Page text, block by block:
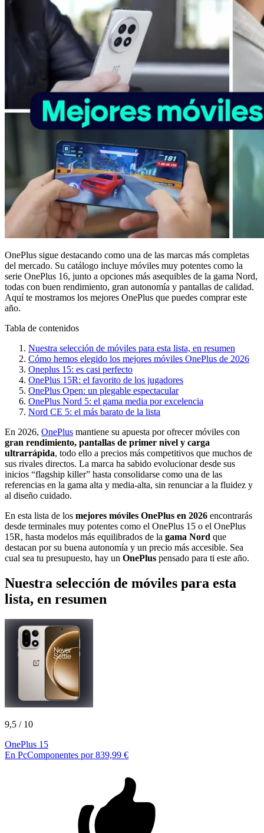
OnePlus sigue destacando como una de las marcas más completas
del mercado. Su catálogo incluye móviles muy potentes como la
serie OnePlus 16, junto a opciones más asequibles de la gama Nord,
todas con buen rendimiento, gran autonomía y pantallas de calidad.
Aquí te mostramos los mejores OnePlus que puedes comprar este
año.
Tabla de contenidos
Nuestra selección de móviles para esta lista, en resumen
Cómo hemos elegido los mejores móviles OnePlus de 2026
Oneplus 15: es casi perfecto
OnePlus 15R: el favorito de los jugadores
OnePlus Open: un plegable espectacular
OnePlus Nord 5: el gama media por excelencia
Nord CE 5: el más barato de la lista
En 2026, OnePlus mantiene su apuesta por ofrecer móviles con
gran rendimiento, pantallas de primer nivel y carga
ultrarrápida, todo ello a precios más competitivos que muchos de
sus rivales directos. La marca ha sabido evolucionar desde sus
inicios “flagship killer” hasta consolidarse como una de las
referencias en la gama alta y media-alta, sin renunciar a la fluidez y
al diseño cuidado.
En esta lista de los mejores móviles OnePlus en 2026 encontrarás
desde terminales muy potentes como el OnePlus 15 o el OnePlus
15R, hasta modelos más equilibrados de la gama Nord que
destacan por su buena autonomía y un precio más accesible. Sea
cual sea tu presupuesto, hay un OnePlus pensado para ti este año.
Nuestra selección de móviles para esta
lista, en resumen
9,5 / 10
OnePlus 15
En PcComponentes por 839,99 €